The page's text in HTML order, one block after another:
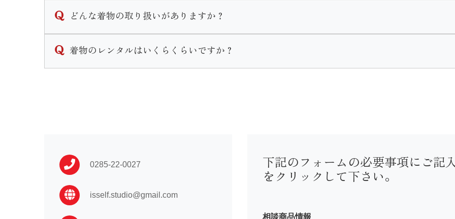
振袖や卒業袴などほとんどの衣装の場合ご契約から2週間以内のご入金をお願いしております。
なお、ご着用日、お引き渡しが直近の場合は使用前にご入金いただきます。
どんな着物の取り扱いがありますか？
振袖に関しては販売も行なっております。
その他着付け着物等小物の販売もございます。
着物のレンタルはいくらくらいですか？
黒留袖…33,000〜
喪服 …16,500〜
七五三や初着はプランによって異なる為店舗までお問い合わせ下さい。
0285-22-0027
isself.studio@gmail.com
下記のフォームの必要事項にご記
をクリックして下さい。
相談商品情報